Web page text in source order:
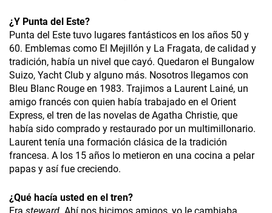
¿Y Punta del Este?
Punta del Este tuvo lugares fantásticos en los años 50 y
60. Emblemas como El Mejillón y La Fragata, de calidad y
tradición, había un nivel que cayó. Quedaron el Bungalow
Suizo, Yacht Club y alguno más. Nosotros llegamos con
Bleu Blanc Rouge en 1983. Trajimos a Laurent Lainé, un
amigo francés con quien había trabajado en el Orient
Express, el tren de las novelas de Agatha Christie, que
había sido comprado y restaurado por un multimillonario.
Laurent tenía una formación clásica de la tradición
francesa. A los 15 años lo metieron en una cocina a pelar
papas y así fue creciendo.
¿Qué hacía usted en el tren?